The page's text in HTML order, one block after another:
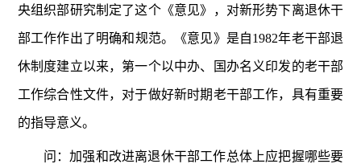
央组织部研究制定了这个《意见》，对新形势下离退休干
部工作作出了明确和规范。《意见》是自1982年老干部退
休制度建立以来，第一个以中办、国办名义印发的老干部
工作综合性文件，对于做好新时期老干部工作，具有重要
的指导意义。
问：加强和改进离退休干部工作总体上应把握哪些要